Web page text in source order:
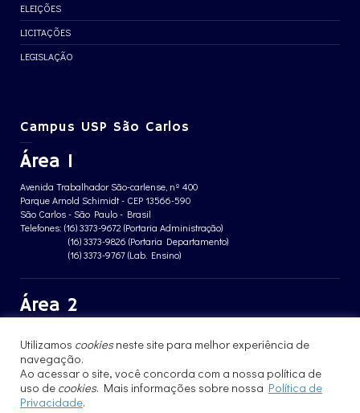
ELEIÇÕES
LICITAÇÕES
LEGISLAÇÃO
Campus USP São Carlos
Área 1
Avenida Trabalhador São-carlense, nº 400
Parque Arnold Schimidt - CEP 13566-590
São Carlos - São Paulo - Brasil
Telefones: (16) 3373-9672 (Portaria Administração)
(16) 3373-9826 (Portaria Departamento)
(16) 3373-9767 (Lab. Ensino)
Área 2
Jardim Santa Angelina - CEP 13563-120
São Carlos - São Paulo - Brasil
Telefone: (16) 3373-8068 (Portaria prédio CFBio)
(16) 3364-8070 (Portaria prédio poloTErRA)
Utilizamos cookiesneste site para melhor experiência de
navegação.
Ao acessar o site, você concorda com a nossa política de
uso de cookies. Mais informações sobre nossa Política de
Privacidade.